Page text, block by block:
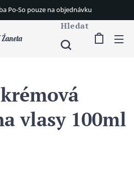
Po-So pouze na objednávku
Hledat
vlasy 100ml